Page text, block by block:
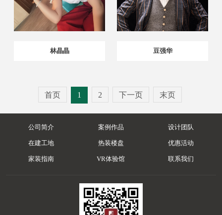
林晶晶 豆强华
首页 1 2 下一页 末页
公司简介 案例作品 设计团队
在建工地 热装楼盘 优惠活动
家装指南 VR体验馆 联系我们